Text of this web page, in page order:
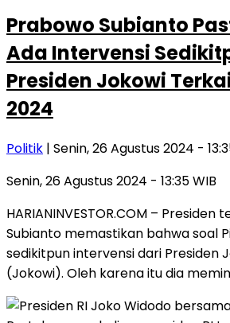
Prabowo Subianto
Ada Intervensi
Presiden Jokowi
2024
Politik | Senin, 26 Agustus 2024 -
Senin, 26 Agustus 2024 - 13:35 WIB
HARIANINVESTOR.COM – Presiden
Subianto memastikan bahwa soal
sedikitpun intervensi dari Presiden
(Jokowi). Oleh karena itu dia